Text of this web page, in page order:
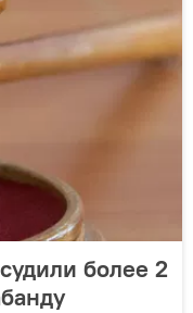
более 2